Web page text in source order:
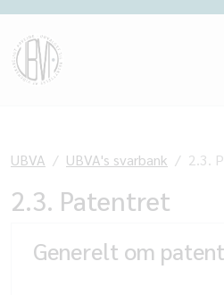
UBVA UBVA's svarbank 2.3.
2.3. Patentret
Generelt om